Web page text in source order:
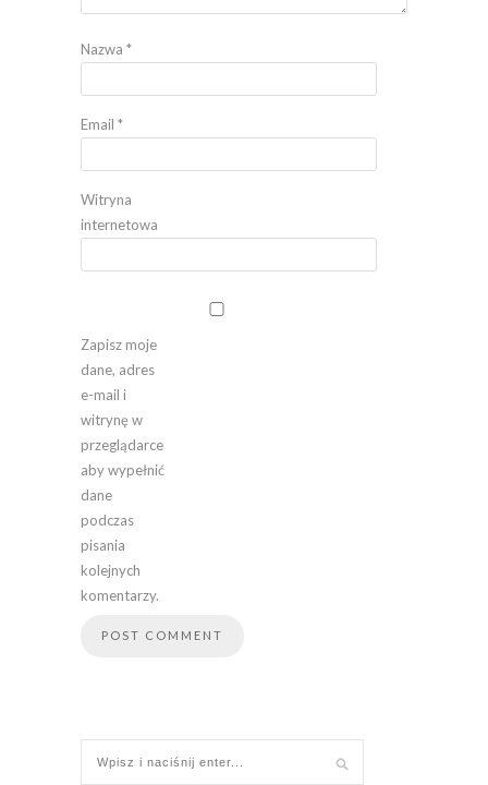
Nazwa *
Email *
Witryna
internetowa
Zapisz moje
dane, adres
e-mail i
witrynę w
przeglądarce
aby wypełnić
dane
podczas
pisania
kolejnych
komentarzy.